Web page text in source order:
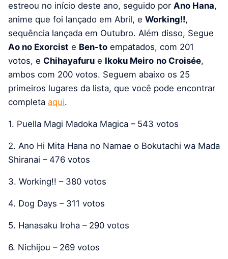
estreou no início deste ano, seguido por Ano Hana,
anime que foi lançado em Abril, e Working!!,
sequência lançada em Outubro. Além disso, Segue
Ao no Exorcist e Ben-to empatados, com 201
votos, e Chihayafuru e Ikoku Meiro no Croisée,
ambos com 200 votos. Seguem abaixo os 25
primeiros lugares da lista, que você pode encontrar
completa aqui.
1. Puella Magi Madoka Magica – 543 votos
2. Ano Hi Mita Hana no Namae o Bokutachi wa Mada
Shiranai – 476 votos
3. Working!! – 380 votos
4. Dog Days – 311 votos
5. Hanasaku Iroha – 290 votos
6. Nichijou – 269 votos